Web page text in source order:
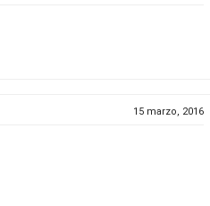
15 marzo, 2016